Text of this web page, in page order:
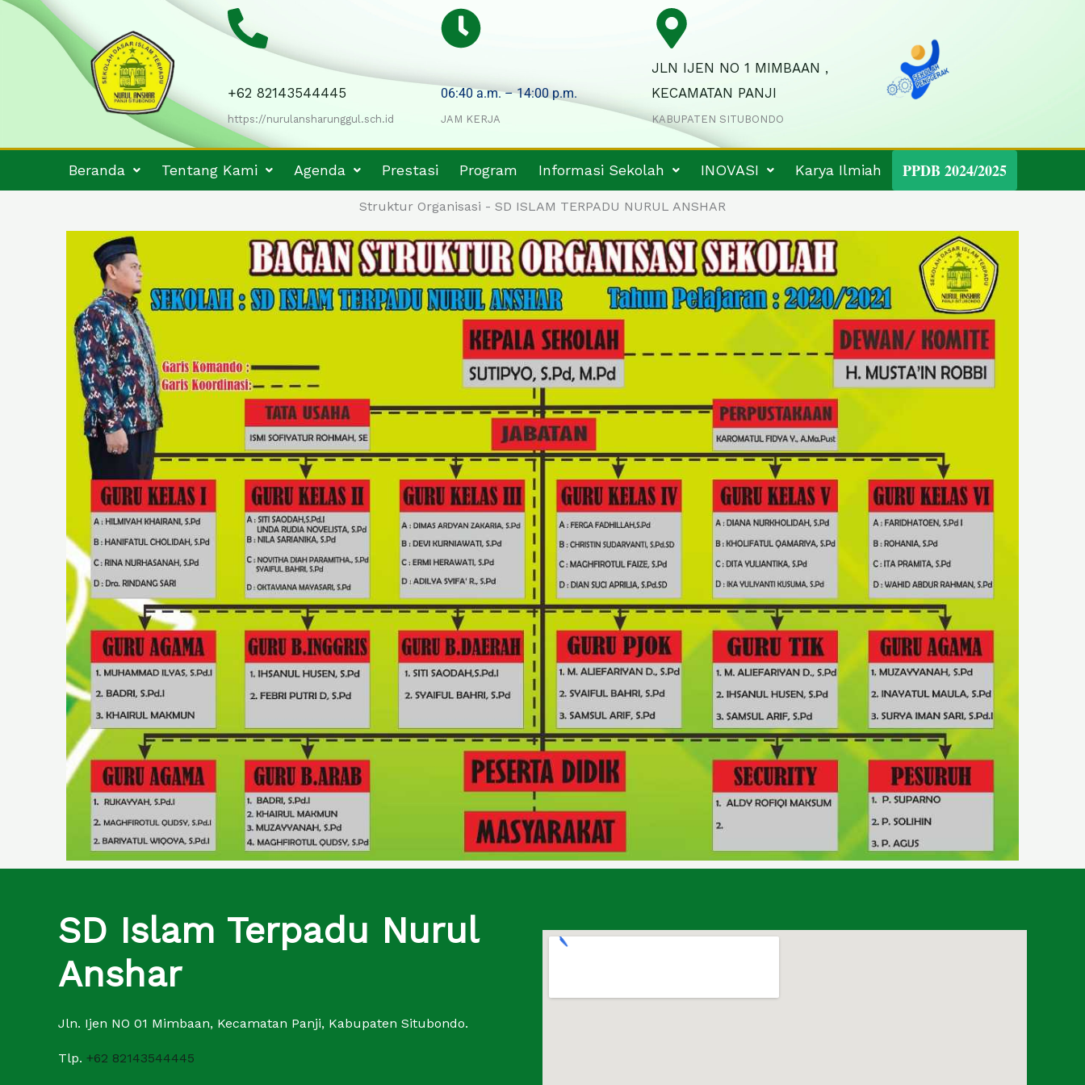
Skip
+62 82143544445
https://nurulansharunggul.sch.id
06:40 a.m. – 14:00 p.m.
JAM KERJA
JLN IJEN NO 1 MIMBAAN ,
KECAMATAN PANJI
KABUPATEN SITUBONDO
Beranda Tentang Kami Agenda Prestasi Program Informasi Sekolah INOVASI Karya Ilmiah PPDB 2024/2025
Struktur Organisasi - SD ISLAM TERPADU NURUL ANSHAR
SD Islam Terpadu Nurul
Anshar
Jln. Ijen NO 01 Mimbaan, Kecamatan Panji, Kabupaten Situbondo.
Tlp. +62 82143544445